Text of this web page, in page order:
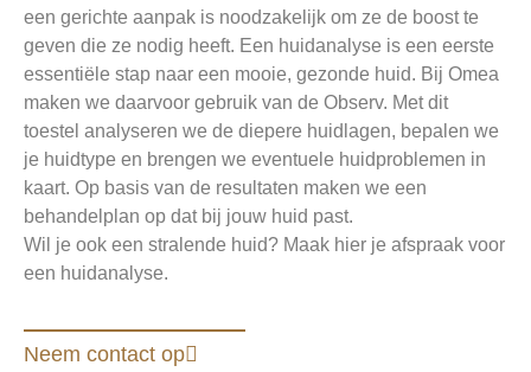
een gerichte aanpak is noodzakelijk om ze de boost te
geven die ze nodig heeft. Een huidanalyse is een eerste
essentiële stap naar een mooie, gezonde huid. Bij Omea
maken we daarvoor gebruik van de Observ. Met dit
toestel analyseren we de diepere huidlagen, bepalen we
je huidtype en brengen we eventuele huidproblemen in
kaart. Op basis van de resultaten maken we een
behandelplan op dat bij jouw huid past.
Wil je ook een stralende huid? Maak hier je afspraak voor
een huidanalyse.
Neem contact op